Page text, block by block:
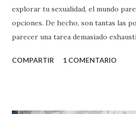
explorar tu sexualidad, el mundo
opciones. De hecho, son tantas las
parecer una tarea demasiado
partes de ti que jamás hubieras
COMPARTIR 1 COMENTARIO